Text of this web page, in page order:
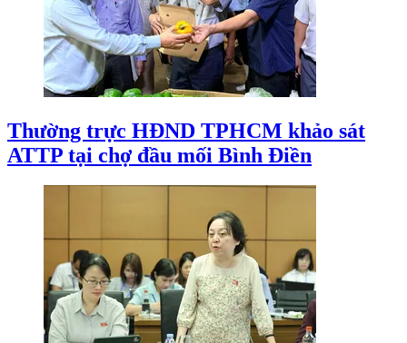
Thường trực HĐND TPHCM khảo sát
ATTP tại chợ đầu mối Bình Điền